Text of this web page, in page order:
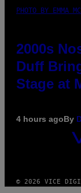
PHOTO BY EMMA
2000s
Duff
Stage at
4 hours agoBy
© 2026 VICE